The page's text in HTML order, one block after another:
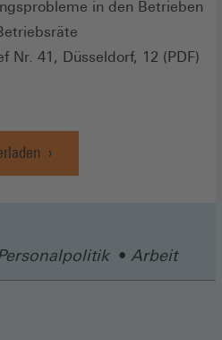
in den Betrieben
Nr. 41, Düsseldorf, 12 (PDF)
Arbeit